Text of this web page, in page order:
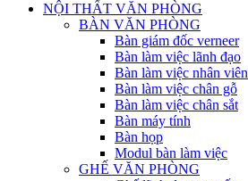
NỘI THẤT VĂN PHÒNG
BÀN VĂN PHÒNG
Bàn giám đốc verneer
Bàn làm việc lãnh đạo
Bàn làm việc nhân viên
Bàn làm việc chân gỗ
Bàn làm việc chân sắt
Bàn máy tính
Bàn họp
Modul bàn làm việc
GHẾ VĂN PHÒNG